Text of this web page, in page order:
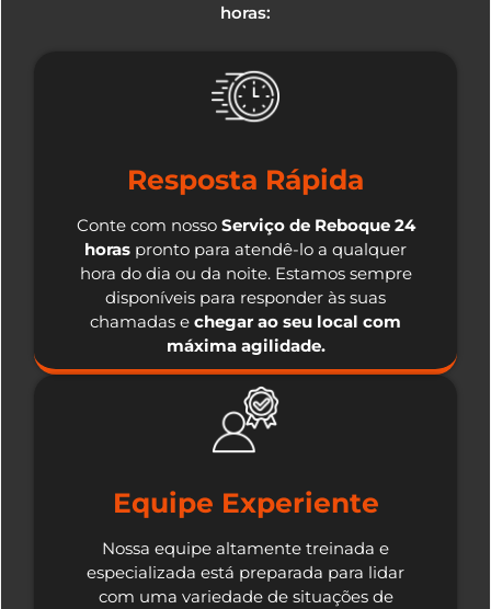
horas:
Resposta Rápida
Conte com nosso Serviço de Reboque 24
horas pronto para atendê-lo a qualquer
hora do dia ou da noite. Estamos sempre
disponíveis para responder às suas
chamadas e chegar ao seu local com
máxima agilidade.
Equipe Experiente
Nossa equipe altamente treinada e
especializada está preparada para lidar
com uma variedade de situações de